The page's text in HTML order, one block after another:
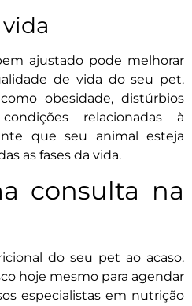
ajustado pode melhorar
de vida do seu pet.
obesidade, distúrbios
relacionadas à
que seu animal esteja
as fases da vida.
consulta na
do seu pet ao acaso.
hoje mesmo para agendar
especialistas em nutrição